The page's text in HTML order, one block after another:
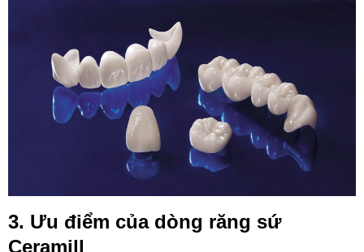
3. Ưu điểm của dòng răng sứ
Ceramill